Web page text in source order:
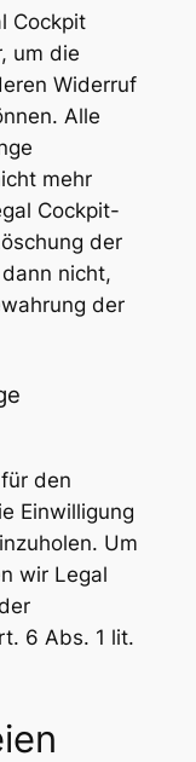
Cockpit
um die
Widerruf
Alle
mehr
Cockpit-
der
nicht,
der
den
Einwilligung
Um
wir Legal
6 Abs. 1 lit.